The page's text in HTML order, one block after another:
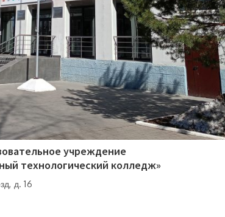
учреждение
технологический колледж»
д. 16